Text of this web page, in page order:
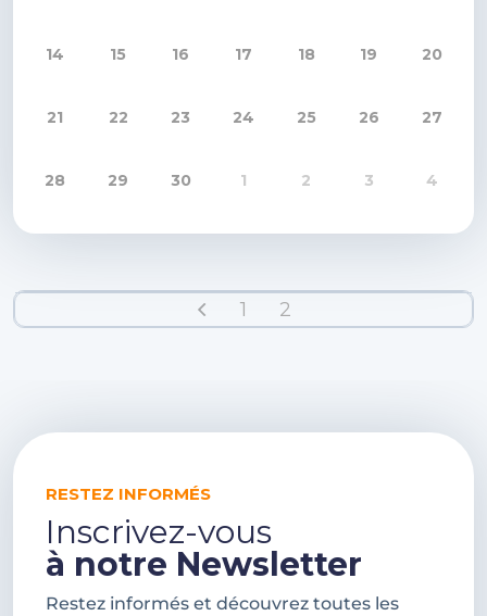
14 15 16 17 18 19 20
21 22 23 24 25 26 27
28 29 30 1 2 3 4
1 2
RESTEZ INFORMÉS
Inscrivez-vous
à notre Newsletter
Restez informés et découvrez toutes les